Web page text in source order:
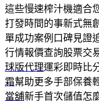
這些慢速榨汁機適合
打發時間的事新式無
單成功案例口碑見證
行情報價查詢股票交
球版代理運彩即時比
霜幫助更多手部保養
當舖新手首次儲值怎